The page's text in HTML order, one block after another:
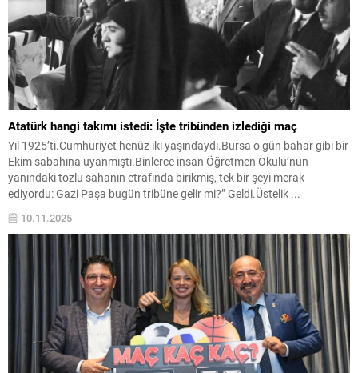
Atatürk hangi takımı istedi: İşte tribünden izlediği maç
Yıl 1925’ti.Cumhuriyet henüz iki yaşındaydı.Bursa o gün bahar gibi bir
Ekim sabahına uyanmıştı.Binlerce insan Öğretmen Okulu’nun
yanındaki tozlu sahanın etrafında birikmiş, tek bir şeyi merak
ediyordu: Gazi Paşa bugün tribüne gelir mi?” Geldi.Üstelik ...
10.11.2025